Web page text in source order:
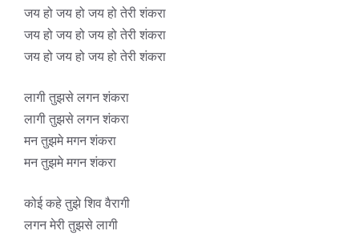
जय हो जय हो जय हो तेरी शंकरा
जय हो जय हो जय हो तेरी शंकरा
जय हो जय हो जय हो तेरी शंकरा
लागी तुझसे लगन शंकरा
लागी तुझसे लगन शंकरा
मन तुझमे मगन शंकरा
मन तुझमे मगन शंकरा
कोई कहे तुझे शिव वैरागी
लगन मेरी तुझसे लागी